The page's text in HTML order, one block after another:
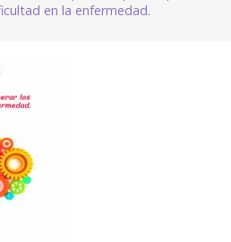
en la enfermedad.